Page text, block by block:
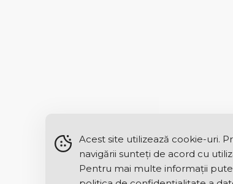
Acest site utilizează cookie-uri.
navigării sunteți de acord cu
Pentru mai multe informații